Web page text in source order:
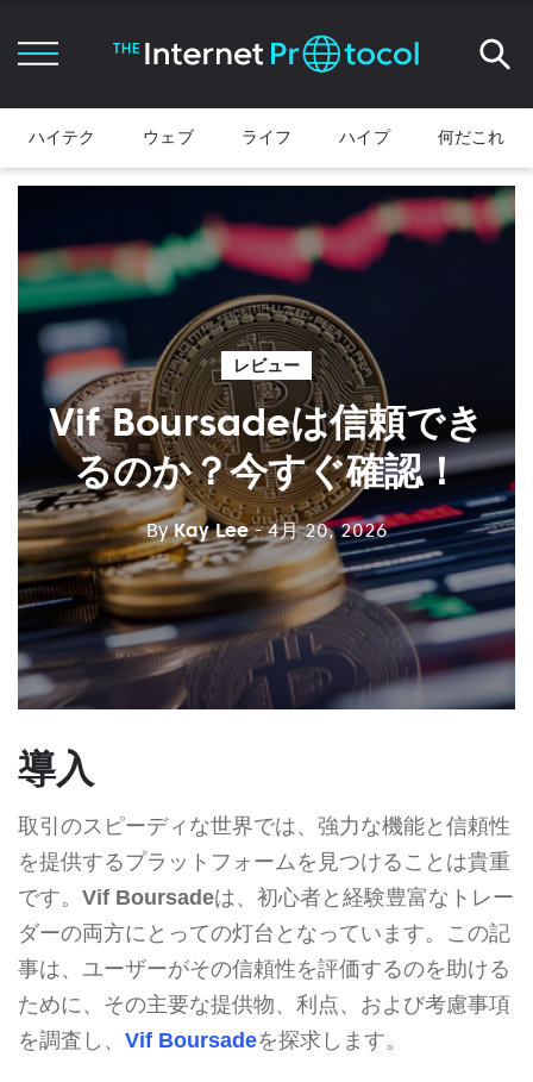
ハイテク ウェブ ライフ ハイプ 何だこれ
レビュー
Vif Boursadeは信頼でき
るのか？今すぐ確認！
ByKay Lee - 4月 20, 2026
導入
取引のスピーディな世界では、強力な機能と信頼性
を提供するプラットフォームを見つけることは貴重
です。 Vif Boursadeは、初心者と経験豊富なトレー
ダーの両方にとっての灯台となっています。この記
事は、ユーザーがその信頼性を評価するのを助ける
ために、その主要な提供物、利点、および考慮事項
を調査し、 Vif Boursadeを探求します。